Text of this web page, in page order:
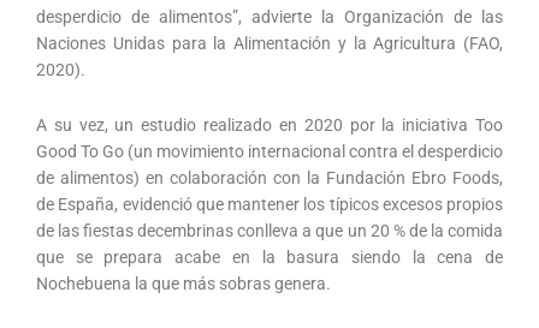
desperdicio de alimentos”, advierte la Organización de las
Naciones Unidas para la Alimentación y la Agricultura (FAO,
2020).
A su vez, un estudio realizado en 2020 por la iniciativa Too
Good To Go (un movimiento internacional contra el desperdicio
de alimentos) en colaboración con la Fundación Ebro Foods,
de España, evidenció que mantener los típicos excesos propios
de las fiestas decembrinas conlleva a que un 20 % de la comida
que se prepara acabe en la basura siendo la cena de
Nochebuena la que más sobras genera.